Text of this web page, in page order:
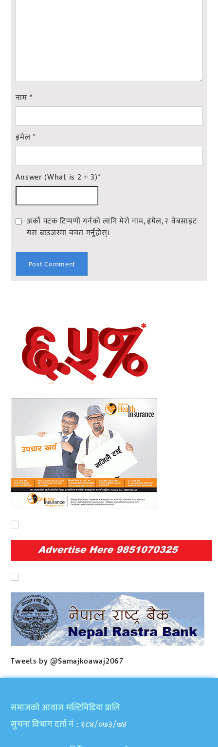
नाम *
इमेल*
Answer (What is 2 + 3)*
अर्को पटक टिप्पणी गर्नको लागि मेरो नाम, इमेल, र वेबसाइट
यस ब्राउजरमा बचत गर्नुहोस्।
Tweets by @Samajkoawaj2067
समाजकाे आवाज मल्टिमिडिया प्रालि
सुचना विभाग दर्ता नं : १८४/०७३/७४